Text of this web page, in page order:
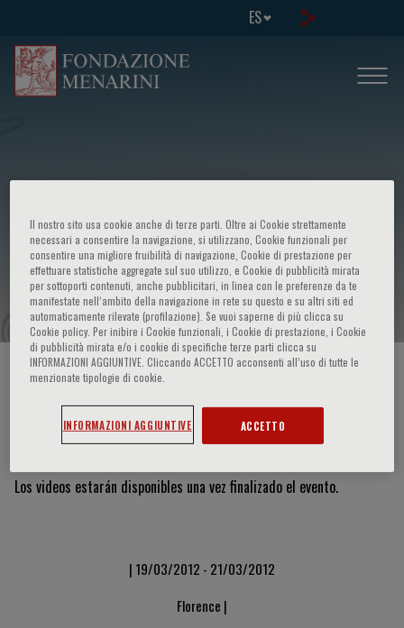
ES
3rd Disputationes on native and
induced embryonic stem cell
standardization
HOME PAGE / CURSOS Y EVENTOS
Vídeos y diapositivas
Los videos estarán disponibles una vez finalizado el evento.
| 19/03/2012 - 21/03/2012
Florence |
Il nostro sito usa cookie anche di terze parti. Oltre ai Cookie strettamente
necessari a consentire la navigazione, si utilizzano, Cookie funzionali per
consentire una migliore fruibilità di navigazione, Cookie di prestazione per
effettuare statistiche aggregate sul suo utilizzo, e Cookie di pubblicità mirata
per sottoporti contenuti, anche pubblicitari, in linea con le preferenze da te
manifestate nell‘ambito della navigazione in rete su questo e su altri siti ed
automaticamente rilevate (profilazione). Se vuoi saperne di più clicca su
Cookie policy. Per inibire i Cookie funzionali, i Cookie di prestazione, i Cookie
di pubblicità mirata e/o i cookie di specifiche terze parti clicca su
INFORMAZIONI AGGIUNTIVE. Cliccando ACCETTO acconsenti all’uso di tutte le
menzionate tipologie di cookie.
INFORMAZIONI AGGIUNTIVE ACCETTO